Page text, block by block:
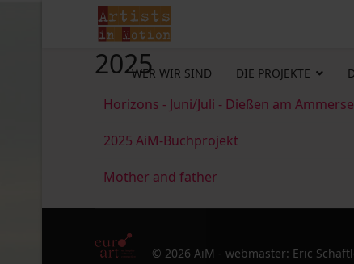
WER WIR SIND DIE PROJEKTE
2025
Horizons - Juni/Juli - Dießen am
2025 AiM-Buchprojekt
Mother and father
© 2026 AiM - webmaster: Eric